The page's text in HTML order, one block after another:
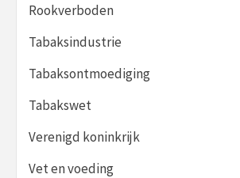
Rookverboden
Tabaksindustrie
Tabaksontmoediging
Tabakswet
Verenigd koninkrijk
Vet en voeding